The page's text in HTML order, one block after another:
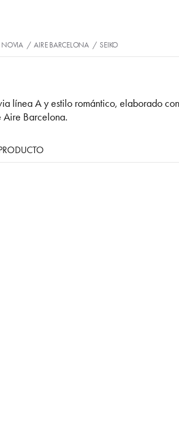
NOVIA / AIRE BARCELONA / SEIKO
línea A y estilo romántico, elaborado
Aire Barcelona.